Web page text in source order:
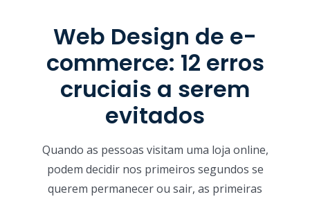
Web Design de e-
commerce: 12 erros
cruciais a serem
evitados
Quando as pessoas visitam uma loja online,
podem decidir nos primeiros segundos se
querem permanecer ou sair, as primeiras